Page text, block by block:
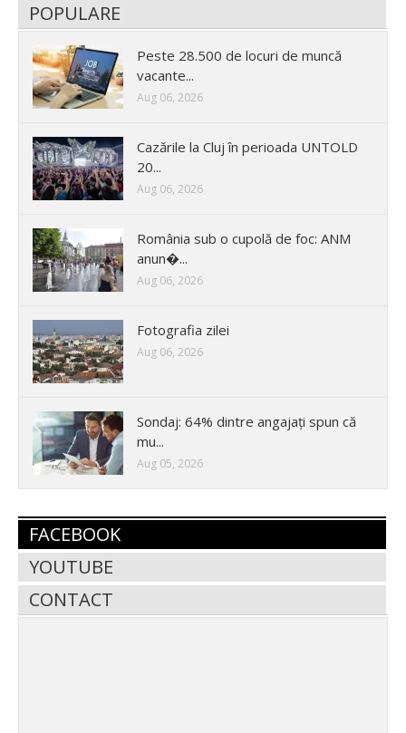
POPULARE
Peste 28.500 de locuri de muncă
vacante...
Aug 06, 2026
Cazările la Cluj în perioada UNTOLD
20...
Aug 06, 2026
România sub o cupolă de foc: ANM
anun�...
Aug 06, 2026
Fotografia zilei
Aug 06, 2026
Sondaj: 64% dintre angajați spun că
mu...
Aug 05, 2026
FACEBOOK
YOUTUBE
CONTACT